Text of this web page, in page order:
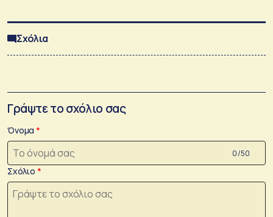
Σχόλια
Γράψτε το σχόλιο σας
Όνομα
0 /50
Σχόλιο